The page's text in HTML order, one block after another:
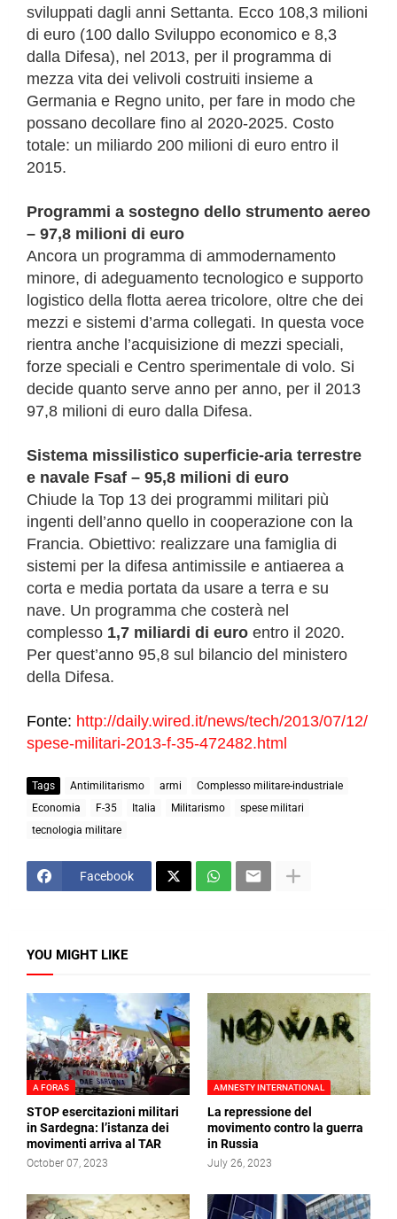
sviluppati dagli anni Settanta. Ecco 108,3 milioni
di euro (100 dallo Sviluppo economico e 8,3
dalla Difesa), nel 2013, per il programma di
mezza vita dei velivoli costruiti insieme a
Germania e Regno unito, per fare in modo che
possano decollare fino al 2020-2025. Costo
totale: un miliardo 200 milioni di euro entro il
2015.
Programmi a sostegno dello strumento aereo
– 97,8 milioni di euro
Ancora un programma di ammodernamento
minore, di adeguamento tecnologico e supporto
logistico della flotta aerea tricolore, oltre che dei
mezzi e sistemi d’arma collegati. In questa voce
rientra anche l’acquisizione di mezzi speciali,
forze speciali e Centro sperimentale di volo. Si
decide quanto serve anno per anno, per il 2013
97,8 milioni di euro dalla Difesa.
Sistema missilistico superficie-aria terrestre
e navale Fsaf – 95,8 milioni di euro
Chiude la Top 13 dei programmi militari più
ingenti dell’anno quello in cooperazione con la
Francia. Obiettivo: realizzare una famiglia di
sistemi per la difesa antimissile e antiaerea a
corta e media portata da usare a terra e su
nave. Un programma che costerà nel
complesso 1,7 miliardi di euro entro il 2020.
Per quest’anno 95,8 sul bilancio del ministero
della Difesa.
Fonte: http://daily.wired.it/news/tech/2013/07/12/
spese-militari-2013-f-35-472482.html
Tags Antimilitarismo armi
Complesso militare-industriale
Economia
F-35 Italia Militarismo
spese militari
tecnologia militare
Facebook
YOU MIGHT LIKE
A FORAS
STOP esercitazioni militari
in Sardegna: l’istanza dei
movimenti arriva al TAR
October 07, 2023
AMNESTY INTERNATIONAL
La repressione del
movimento contro la guerra
in Russia
July 26, 2023